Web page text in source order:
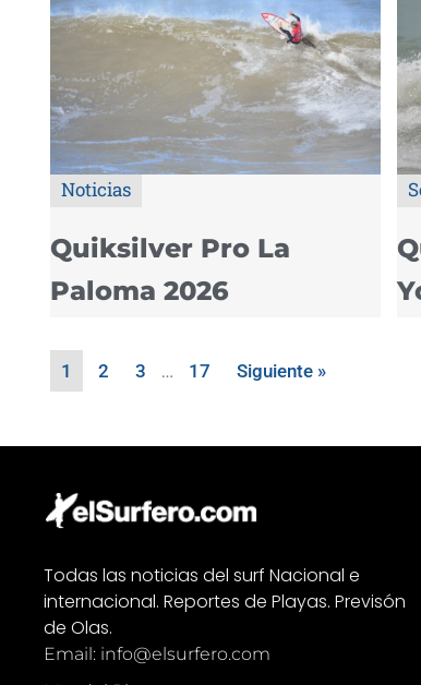
Noticias
Quiksilver Pro La
Paloma 2026
1 2 3 … 17 Siguiente »
Todas las noticias del surf Nacional e
internacional. Reportes de Playas. Previsón
de Olas.
Email: info@elsurfero.com